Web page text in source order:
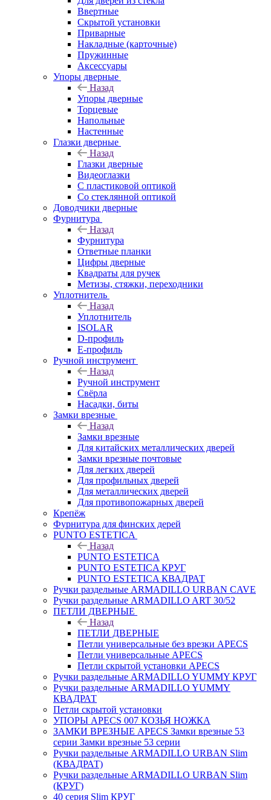
Ввертные
Скрытой установки
Приварные
Накладные (карточные)
Пружинные
Аксессуары
Упоры дверные
Назад
Упоры дверные
Торцевые
Напольные
Настенные
Глазки дверные
Назад
Глазки дверные
Видеоглазки
С пластиковой оптикой
Со стеклянной оптикой
Доводчики дверные
Фурнитура
Назад
Фурнитура
Ответные планки
Цифры дверные
Квадраты для ручек
Метизы, стяжки, переходники
Уплотнитель
Назад
Уплотнитель
ISOLAR
D-профиль
Е-профиль
Ручной инструмент
Назад
Ручной инструмент
Свёрла
Насадки, биты
Замки врезные
Назад
Замки врезные
Для китайских металлических дверей
Замки врезные почтовые
Для легких дверей
Для профильных дверей
Для металлических дверей
Для противопожарных дверей
Крепёж
Фурнитура для финских дерей
PUNTO ESTETICA
Назад
PUNTO ESTETICA
PUNTO ESTETICA КРУГ
PUNTO ESTETICA КВАДРАТ
Ручки раздельные ARMADILLO URBAN CAVE
Ручки раздельные ARMADILLO ART 30/52
ПЕТЛИ ДВЕРНЫЕ
Назад
ПЕТЛИ ДВЕРНЫЕ
Петли универсальные без врезки APECS
Петли универсальные APECS
Петли скрытой установки APECS
Ручки раздельные ARMADILLO YUMMY КРУГ
Ручки раздельные ARMADILLO YUMMY
КВАДРАТ
Петли скрытой установки
УПОРЫ APECS 007 КОЗЬЯ НОЖКА
ЗАМКИ ВРЕЗНЫЕ APECS Замки врезные 53
серии Замки врезные 53 серии
Ручки раздельные ARMADILLO URBAN Slim
(КВАДРАТ)
Ручки раздельные ARMADILLO URBAN Slim
(КРУГ)
40 серия Slim КРУГ